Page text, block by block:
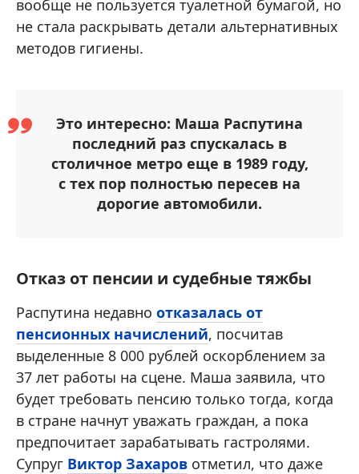
вообще не пользуется туалетной бумагой, но
не стала раскрывать детали альтернативных
методов гигиены.
Это интересно: Маша Распутина
последний раз спускалась в
столичное метро еще в 1989 году,
с тех пор полностью пересев на
дорогие автомобили.
Отказ от пенсии и судебные тяжбы
Распутина недавно отказалась от
пенсионных начислений, посчитав
выделенные 8 000 рублей оскорблением за
37 лет работы на сцене. Маша заявила, что
будет требовать пенсию только тогда, когда
в стране начнут уважать граждан, а пока
предпочитает зарабатывать гастролями.
Супруг Виктор Захаров отметил, что даже